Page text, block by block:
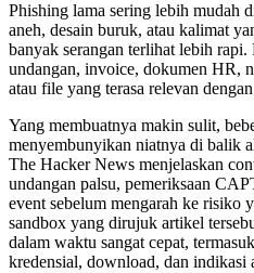
Phishing lama sering lebih mudah
aneh, desain buruk, atau kalimat
banyak serangan terlihat lebih rapi.
undangan, invoice, dokumen HR,
atau file yang terasa relevan
Yang membuatnya makin sulit,
menyembunyikan niatnya di balik
The Hacker News menjelaskan
undangan palsu, pemeriksaan
event sebelum mengarah ke risiko
sandbox yang dirujuk artikel
dalam waktu sangat cepat,
kredensial, download, dan indikasi